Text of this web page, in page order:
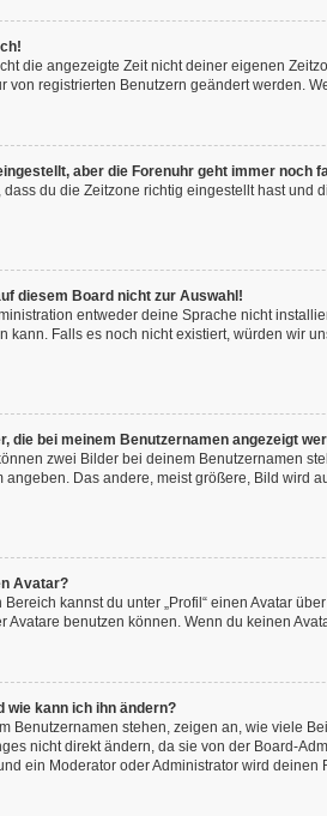
die angezeigte Zeit nicht deiner eigenen
von registrierten Benutzern geändert werden.
aber die Forenuhr geht immer noch
du die Zeitzone richtig eingestellt hast und
diesem Board nicht zur Auswahl!
entweder deine Sprache nicht
kann. Falls es noch nicht existiert, würden wir
die bei meinem Benutzernamen angezeigt
zwei Bilder bei deinem Benutzernamen
angeben. Das andere, meist größere, Bild wird
Avatar?
Bereich kannst du unter „Profil“ einen Avatar
Avatare benutzen können. Wenn du keinen
wie kann ich ihn ändern?
Benutzernamen stehen, zeigen an, wie viele
nicht direkt ändern, da sie von der Board-
ein Moderator oder Administrator wird